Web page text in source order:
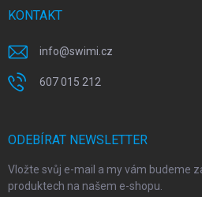
KONTAKT
info@swimi.cz
607 015 212
ODEBÍRAT NEWSLETTER
Vložte svůj e-mail a my vám budeme
produktech na našem e-shopu.